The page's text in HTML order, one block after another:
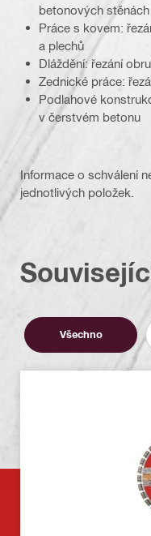
betonových stěnách
Práce s kovem:
a plechů
Dláždění: řezání
Zednické práce:
Podlahové
v čerstvém betonu
Informace o schválení
jednotlivých položek.
Všechno